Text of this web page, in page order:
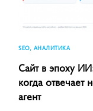
SEO, АНАЛИТИКА
Сайт в эпоху
когда отвечает
агент